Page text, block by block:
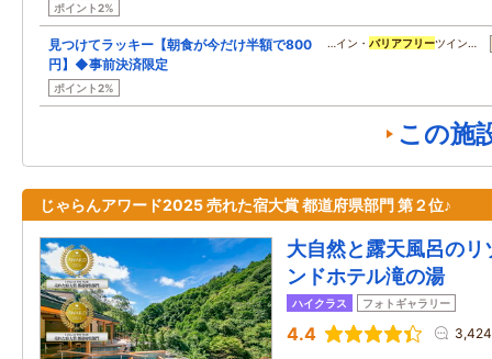
ポイント2%
見つけてラッキー【朝食が今だけ半額で800
円】◆事前決済限定
ポイント2%
…イン・ バリアフリーツイン…
この施
じゃらんアワード2025 売れた宿大賞 都道府県部門 第２位♪
大自然と露天風呂の
ンドホテル滝の湯
ハイクラス フォトギャラリー
4.4